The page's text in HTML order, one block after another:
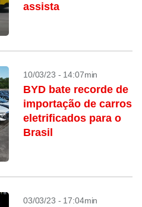
assista
10/03/23 - 14:07min
BYD bate recorde de
importação de carros
eletrificados para o
Brasil
03/03/23 - 17:04min